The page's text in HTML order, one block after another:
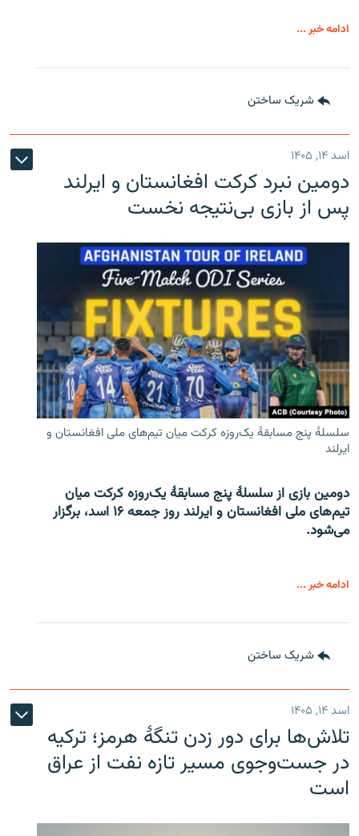
ادامه خبر ...
شریک ساختن
اسد ۱۴, ۱۴۰۵
دومین نبرد کرکت افغانستان و ایرلند
پس از بازی بی‌نتیجه نخست
سلسلۀ پنج مسابقۀ یک‌روزه کرکت میان تیم‌های ملی افغانستان و
ایرلند
دومین بازی از سلسلۀ پنج مسابقۀ یک‌روزه کرکت میان
تیم‌های ملی افغانستان و ایرلند روز جمعه ۱۶ اسد، برگزار
می‌شود.
ادامه خبر ...
شریک ساختن
اسد ۱۴, ۱۴۰۵
تلاش‌ها برای دور زدن تنگۀ هرمز؛ ترکیه
در جست‌وجوی مسیر تازه نفت از عراق
است